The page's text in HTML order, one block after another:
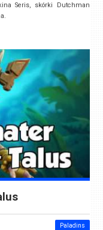
Seris, skórki Dutchman
Paladins